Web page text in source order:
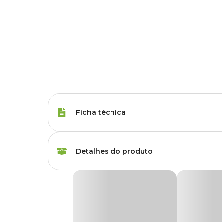
Ficha técnica
Tipo da Ração Super Premium
Detalhes do produto